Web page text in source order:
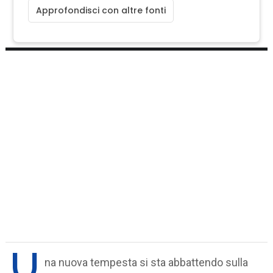
Approfondisci con altre fonti
na nuova tempesta si sta abbattendo sulla